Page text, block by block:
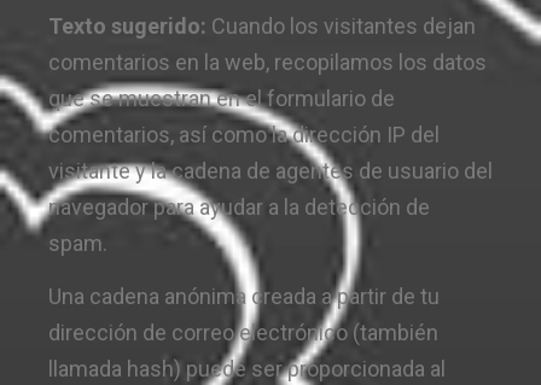
Texto sugerido: Cuando los visitantes dejan
comentarios en la web, recopilamos los datos
que se muestran en el formulario de
comentarios, así como la dirección IP del
visitante y la cadena de agentes de usuario del
navegador para ayudar a la detección de
spam.
Una cadena anónima creada a partir de tu
dirección de correo electrónico (también
llamada hash) puede ser proporcionada al